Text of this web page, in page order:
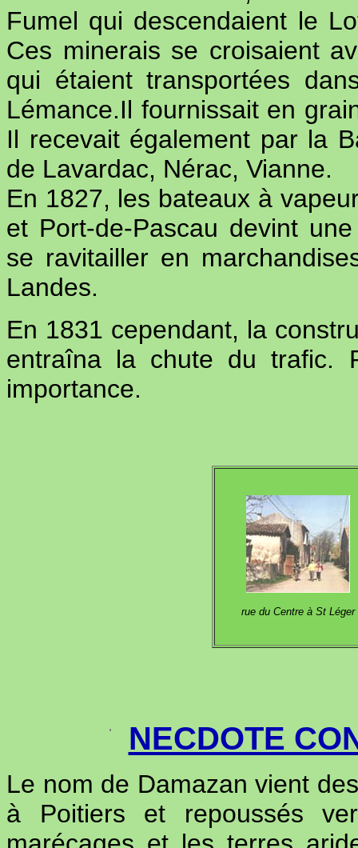
Fumel qui descendaient le
Ces minerais se croisaient
qui étaient transportées
Lémance.Il fournissait en
Il recevait également par la
de Lavardac, Nérac, Vianne.
En 1827, les bateaux à
et Port-de-Pascau devint
se ravitailler en
Landes.
En 1831 cependant, la
entraîna la chute du trafic.
importance.
rue du Centre à St Léger
NECDOTE
Le nom de Damazan vient
à Poitiers et repoussés